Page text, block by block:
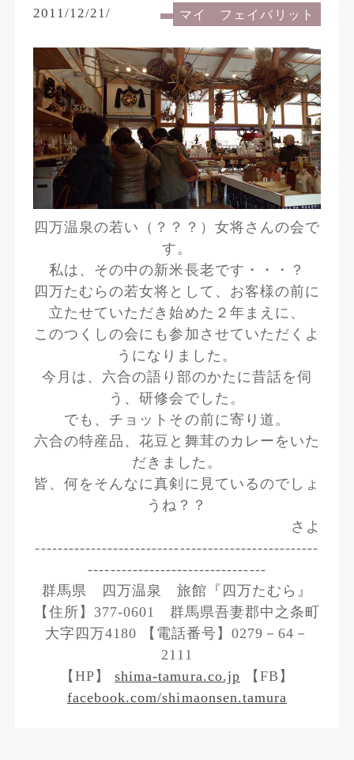
2011/12/21/ マイ フェイバリット
四万温泉の若い（？？？）女将さんの会で
す。
私は、その中の新米長老です・・・？
四万たむらの若女将として、お客様の前に
立たせていただき始めた２年まえに、
このつくしの会にも参加させていただくよ
うになりました。
今月は、六合の語り部のかたに昔話を伺
う、研修会でした。
でも、チョットその前に寄り道。
六合の特産品、花豆と舞茸のカレーをいた
だきました。
皆、何をそんなに真剣に見ているのでしょ
うね？？
さよ
---------------------------------------------------
--------------------------------
群馬県 四万温泉 旅館『四万たむら』
【住所】377-0601 群馬県吾妻郡中之条町
大字四万4180 【電話番号】0279－64－
2111
【HP】shima-tamura.co.jp 【FB】
facebook.com/shimaonsen.tamura